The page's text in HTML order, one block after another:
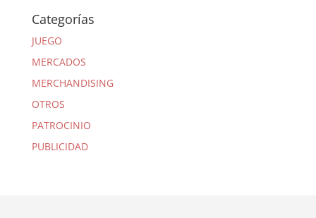
Categorías
JUEGO
MERCADOS
MERCHANDISING
OTROS
PATROCINIO
PUBLICIDAD